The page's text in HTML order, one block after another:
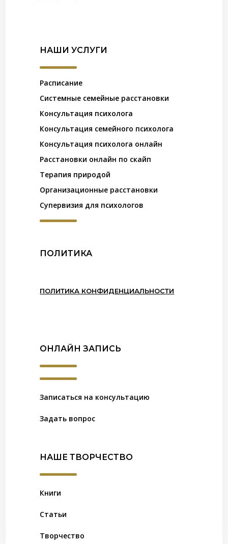
НАШИ УСЛУГИ
Расписание
Системные семейные расстановки
Консультация психолога
Консультация семейного психолога
Консультация психолога онлайн
Расстановки онлайн по скайп
Терапия природой
Организационные расстановки
Супервизия для психологов
ПОЛИТИКА
ПОЛИТИКА КОНФИДЕНЦИАЛЬНОСТИ
ОНЛАЙН ЗАПИСЬ
Записаться на консультацию
Задать вопрос
НАШЕ ТВОРЧЕСТВО
Книги
Статьи
Творчество